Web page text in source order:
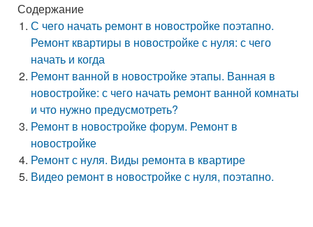
Содержание
С чего начать ремонт в новостройке поэтапно.
Ремонт квартиры в новостройке с нуля: с чего
начать и когда
Ремонт ванной в новостройке этапы. Ванная в
новостройке: с чего начать ремонт ванной комнаты
и что нужно предусмотреть?
Ремонт в новостройке форум. Ремонт в
новостройке
Ремонт с нуля. Виды ремонта в квартире
Видео ремонт в новостройке с нуля, поэтапно.